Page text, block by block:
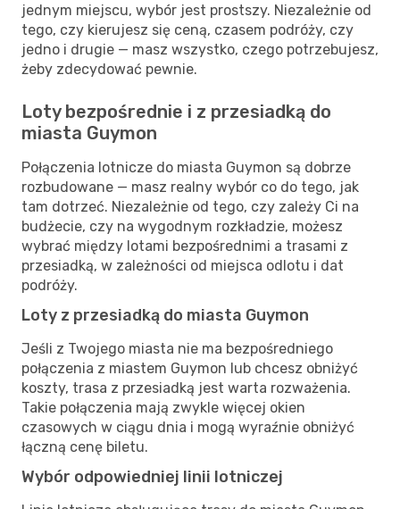
jednym miejscu, wybór jest prostszy. Niezależnie od
tego, czy kierujesz się ceną, czasem podróży, czy
jedno i drugie — masz wszystko, czego potrzebujesz,
żeby zdecydować pewnie.
Loty bezpośrednie i z przesiadką do
miasta Guymon
Połączenia lotnicze do miasta Guymon są dobrze
rozbudowane — masz realny wybór co do tego, jak
tam dotrzeć. Niezależnie od tego, czy zależy Ci na
budżecie, czy na wygodnym rozkładzie, możesz
wybrać między lotami bezpośrednimi a trasami z
przesiadką, w zależności od miejsca odlotu i dat
podróży.
Loty z przesiadką do miasta Guymon
Jeśli z Twojego miasta nie ma bezpośredniego
połączenia z miastem Guymon lub chcesz obniżyć
koszty, trasa z przesiadką jest warta rozważenia.
Takie połączenia mają zwykle więcej okien
czasowych w ciągu dnia i mogą wyraźnie obniżyć
łączną cenę biletu.
Wybór odpowiedniej linii lotniczej